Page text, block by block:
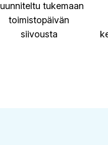
tukemaan
toimistopäivän
siivousta